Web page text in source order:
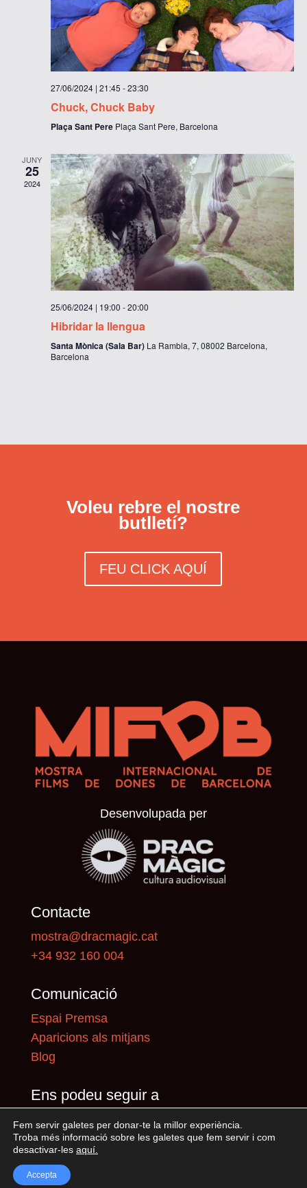
27/06/2024 | 21:45 -23:30
Chuck, Chuck Baby
Plaça Sant Pere Plaça Sant Pere, Barcelona
JUNY
25
2024
25/06/2024 | 19:00 -20:00
Hibridar la llengua
Santa Mònica (Sala Bar) La Rambla, 7, 08002 Barcelona,
Barcelona
Voleu rebre el nostre
butlletí?
FEU CLICK AQUÍ
Desenvolupada per
Contacte
mostra@dracmagic.cat
+34 932 160 004
Comunicació
Espai Premsa
Aparicions als mitjans
Blog
Ens podeu seguir a
Fem servir galetes per donar-te la millor experiència.
Troba més informació sobre les galetes que fem servir i com
desactivar-les aquí
Accepta